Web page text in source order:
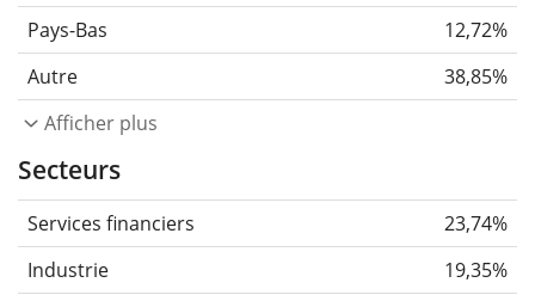
Pays-Bas
12,72%
Autre
38,85%
Afficher plus
Secteurs
Services financiers
23,74%
Industrie
19,35%